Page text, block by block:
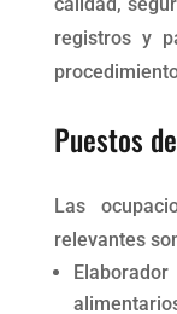
registros y
Puestos
Las
relevantes